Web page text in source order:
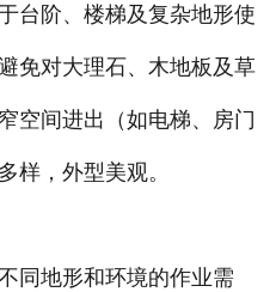
台阶、楼梯及复杂地形使
免对大理石、木地板及草
空间进出（如电梯、房门
样，外型美观。
同地形和环境的作业需